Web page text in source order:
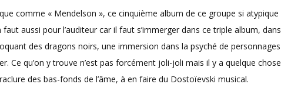
comme « Mendelson », ce cinquième album de ce groupe si atypique
aussi pour l’auditeur car il faut s’immerger dans ce triple album, dans
des dragons noirs, une immersion dans la psyché de personnages
Ce qu’on y trouve n’est pas forcément joli-joli mais il y a quelque chose
des bas-fonds de l’âme, à en faire du Dostoïevski musical.